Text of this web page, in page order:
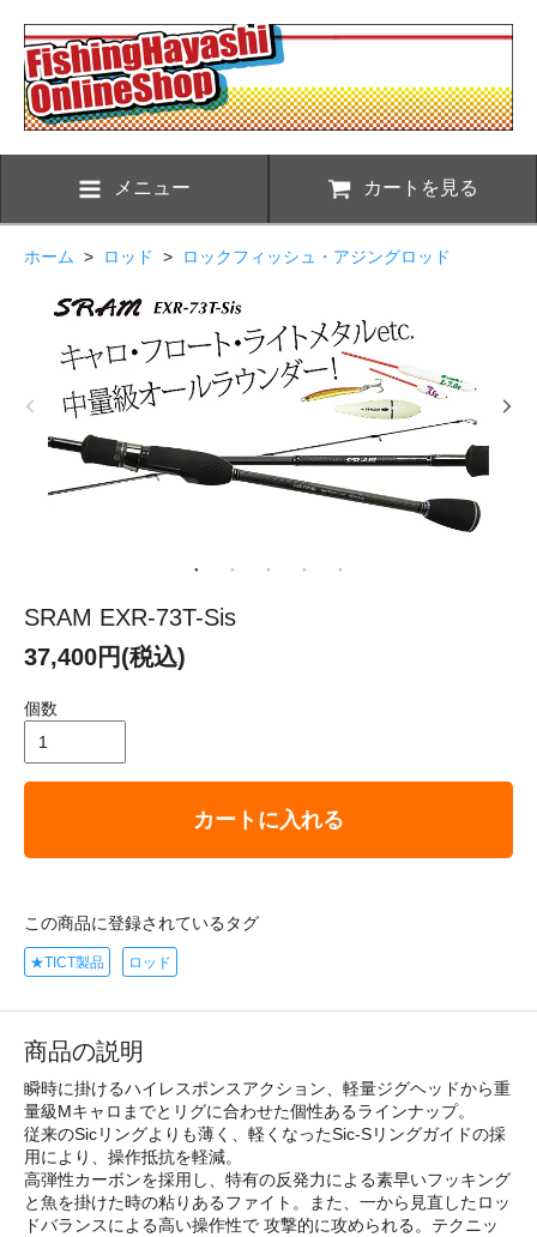
メニュー カートを見る
ホーム > ロッド > ロックフィッシュ・アジングロッド
SRAM EXR-73T-Sis
37,400円(税込)
個数
カートに入れる
この商品に登録されているタグ
★TICT製品 ロッド
商品の説明
瞬時に掛けるハイレスポンスアクション、軽量ジグヘッドから重
量級Mキャロまでとリグに合わせた個性あるラインナップ。
従来のSicリングよりも薄く、軽くなったSic-Sリングガイドの採
用により、操作抵抗を軽減。
高弾性カーボンを採用し、特有の反発力による素早いフッキング
と魚を掛けた時の粘りあるファイト。また、一から見直したロッ
ドバランスによる高い操作性で 攻撃的に攻められる。テクニッ